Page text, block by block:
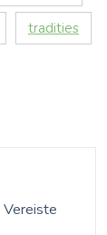
tradities
Vereiste